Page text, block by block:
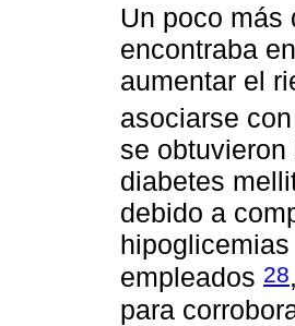
Un poco más
encontraba
aumentar el
asociarse
se
diabetes
debido a
empleados 28
para